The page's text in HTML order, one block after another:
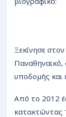
Ξεκίνησε
υποδομής και
Από το 2012
κατακτώντας